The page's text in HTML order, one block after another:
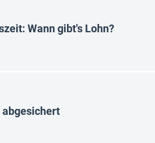
Wann gibt's Lohn?
abgesichert